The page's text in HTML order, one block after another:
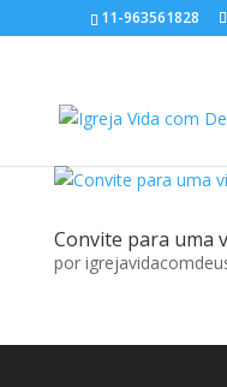
11-963561828
Convite para uma
por